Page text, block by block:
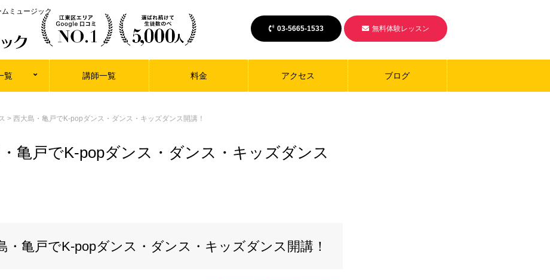
ミュージック
03-5665-1533 無料体験レッスン
覧 講師一覧 料金 アクセス ブログ
西大島・亀戸でK-popダンス・ダンス・キッズダンス開講！
亀戸でK-popダンス・ダンス・キッズダンス
・亀戸でK-popダンス・ダンス・キッズダンス開講！